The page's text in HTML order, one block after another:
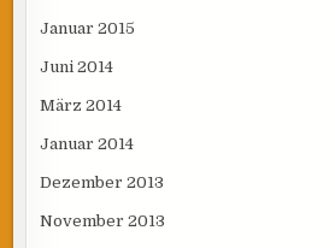
Januar 2015
Juni 2014
März 2014
Januar 2014
Dezember 2013
November 2013